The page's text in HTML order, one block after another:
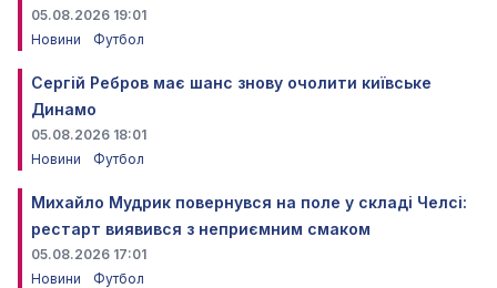
05.08.2026 19:01
Новини
Футбол
Сергій Ребров має шанс знову очолити київське
Динамо
05.08.2026 18:01
Новини
Футбол
Михайло Мудрик повернувся на поле у складі Челсі:
рестарт виявився з неприємним смаком
05.08.2026 17:01
Новини
Футбол